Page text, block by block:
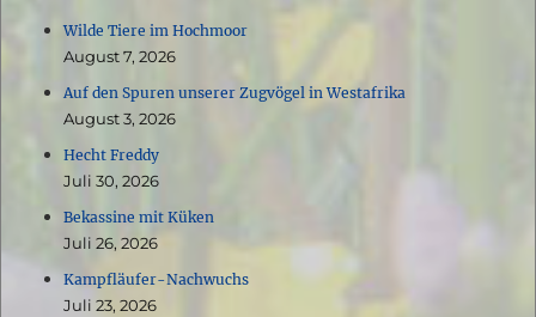
Wilde Tiere im Hochmoor
August 7, 2026
Auf den Spuren unserer Zugvögel in Westafrika
August 3, 2026
Hecht Freddy
Juli 30, 2026
Bekassine mit Küken
Juli 26, 2026
Kampfläufer-Nachwuchs
Juli 23, 2026